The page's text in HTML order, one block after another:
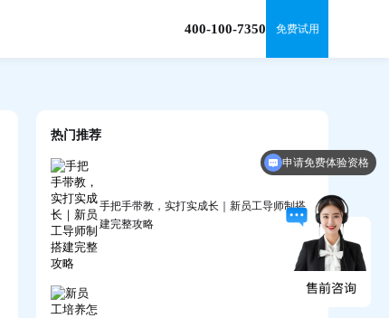
400-100-7350 免费试用
热门推荐
手把手带教，实打实成长｜新员工导师制搭
建完整攻略
申请免费体验资格